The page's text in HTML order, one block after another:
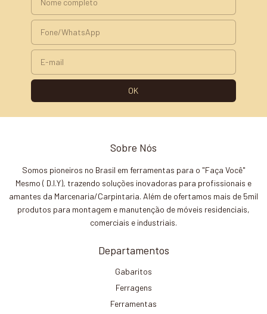
Sobre Nós
Somos pioneiros no Brasil em ferramentas para o "Faça Você"
Mesmo ( D.I.Y), trazendo soluções inovadoras para profissionais e
amantes da Marcenaria/Carpintaria. Além de ofertamos mais de 5mil
produtos para montagem e manutenção de móveis residenciais,
comerciais e industriais.
Departamentos
Gabaritos
Ferragens
Ferramentas